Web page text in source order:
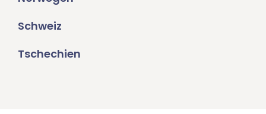
Schweiz
Tschechien